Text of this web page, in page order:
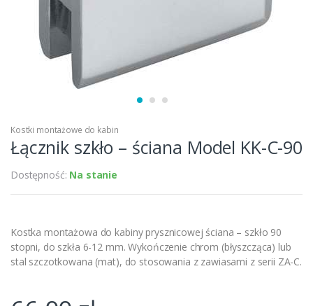
Kostki montażowe do kabin
Łącznik szkło – ściana Model KK-C-90
Dostępność: Na stanie
Kostka montażowa do kabiny prysznicowej ściana – szkło 90
stopni, do szkła 6-12 mm. Wykończenie chrom (błyszcząca) lub
stal szczotkowana (mat), do stosowania z zawiasami z serii ZA-C.